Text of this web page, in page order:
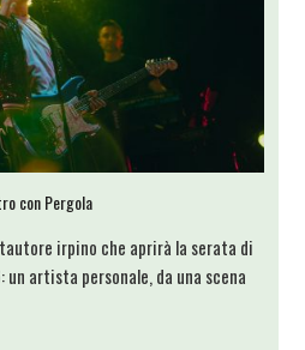
con Pergola
irpino che aprirà la serata di
un artista personale, da una scena